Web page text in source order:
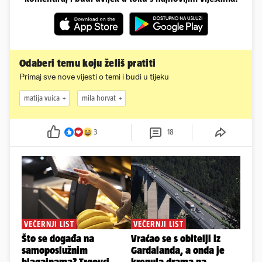
Odaberi temu koju želiš pratiti
Primaj sve nove vijesti o temi i budi u tijeku
matija vuica mila horvat
3 18